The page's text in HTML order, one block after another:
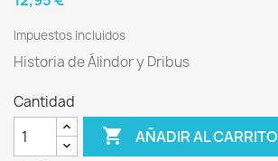
Impuestos incluidos
Historia de Álindor y Dribus
Cantidad
 AÑADIR AL CARRITO